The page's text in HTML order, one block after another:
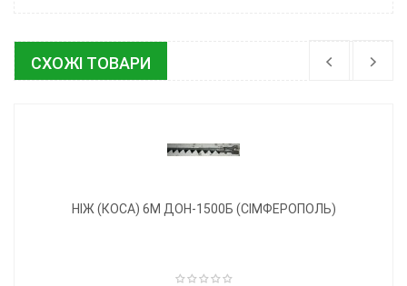
СХОЖІ ТОВАРИ
НІЖ (КОСА) 6М ДОН-1500Б (СІМФЕРОПОЛЬ)